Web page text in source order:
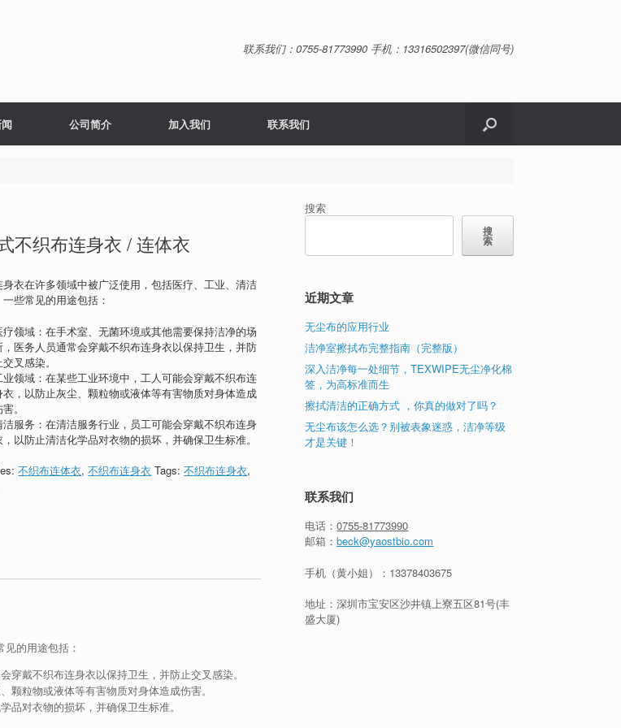
联系我们：0755-81773990 手机：13316502397(微信同号)
公司简介 加入我们 联系我们
不织布连身衣 / 连体衣
身衣在许多领域中被广泛使用，包括医疗、工业、清洁
些常见的用途包括：
疗领域：在手术室、无菌环境或其他需要保持洁净的场
，医务人员通常会穿戴不织布连身衣以保持卫生，并防
叉感染。
业领域：在某些工业环境中，工人可能会穿戴不织布连
衣，以防止灰尘、颗粒物或液体等有害物质对身体造成
。
洁服务：在清洁服务行业，员工可能会穿戴不织布连身
，以防止清洁化学品对衣物的损坏，并确保卫生标准。
不织布连体衣,不织布连身衣 Tags:不织布连身衣,
的用途包括：
戴不织布连身衣以保持卫生，并防止交叉感染。
粒物或液体等有害物质对身体造成伤害。
对衣物的损坏，并确保卫生标准。
搜索
搜
索
近期文章
无尘布的应用行业
洁净室擦拭布完整指南（完整版）
深入洁净每一处细节，TEXWIPE无尘净化棉
签，为高标准而生
擦拭清洁的正确方式 ，你真的做对了吗？
无尘布该怎么选？别被表象迷惑，洁净等级
才是关键！
联系我们
电话：0755-81773990
邮箱：beck@yaostbio.com
手机（黄小姐）： 13378403675
地址：深圳市宝安区沙井镇上寮五区81号(丰
盛大厦)